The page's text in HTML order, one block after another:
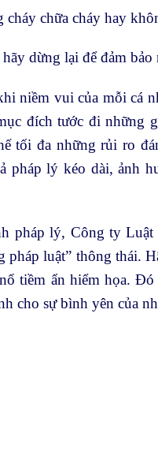
chữa cháy hay
dừng lại để đảm
niềm vui của mỗi cá
đích tước đi những
tối đa những rủi ro
pháp lý kéo dài, ảnh
pháp lý, Công ty
luật” thông thái.
tiềm ẩn hiểm họa.
cho sự bình yên của